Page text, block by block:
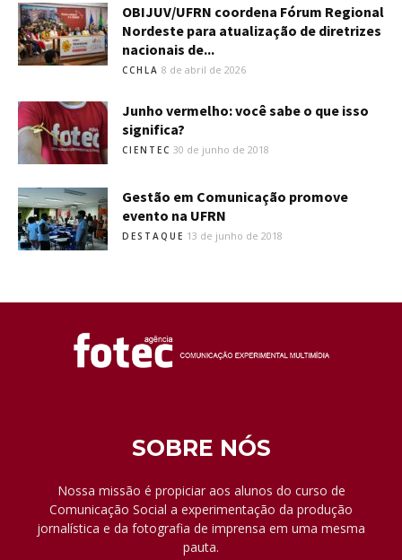
OBIJUV/UFRN coordena Fórum Regional
Nordeste para atualização de diretrizes
nacionais de...
CCHLA 8 de abril de 2026
Junho vermelho: você sabe o que isso
significa?
CIENTEC 30 de junho de 2018
Gestão em Comunicação promove
evento na UFRN
DESTAQUE 13 de junho de 2018
SOBRE NÓS
Nossa missão é propiciar aos alunos do curso de
Comunicação Social a experimentação da produção
jornalística e da fotografia de imprensa em uma mesma
pauta.